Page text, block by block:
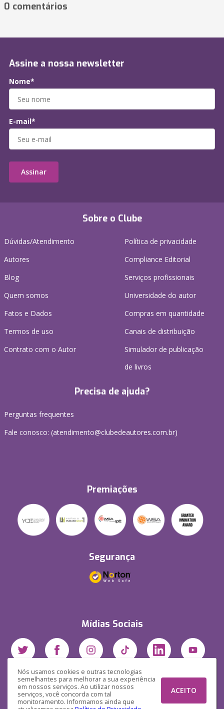
Nós usamos cookies e outras tecnologias
semelhantes para melhorar a sua experiência
em nossos serviços. Ao utilizar nossos
serviços, você concorda com tal
monitoramento. Informamos ainda que
ACEITO
0 comentários
Sobre o Clube
Dúvidas/Atendimento
Autores
Blog
Quem somos
Fatos e Dados
Termos de uso
Contrato com o Autor
Política de privacidade
Compliance Editorial
Serviços profissionais
Universidade do autor
Compras em quantidade
Canais de distribuição
Simulador de publicação
de livros
Precisa de ajuda?
Perguntas frequentes
Fale conosco: (atendimento@clubedeautores.com.br)
Premiações
Segurança
Mídias Sociais
Assine a nossa newsletter
Nome*
E-mail*
Assinar